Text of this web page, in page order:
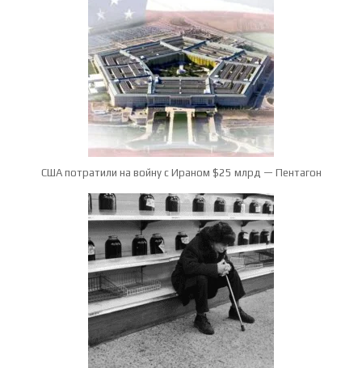
США потратили на войну с Ираном $25 млрд — Пентагон